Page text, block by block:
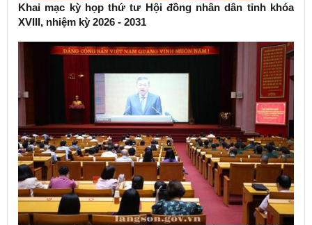
Khai mạc kỳ họp thứ tư Hội đồng nhân dân tỉnh khóa
XVIII, nhiệm kỳ 2026 - 2031